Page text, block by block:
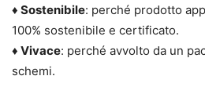
♦ Sostenibile: perché prodotto
100% sostenibile e certificato.
♦ Vivace: perché avvolto da un
schemi.